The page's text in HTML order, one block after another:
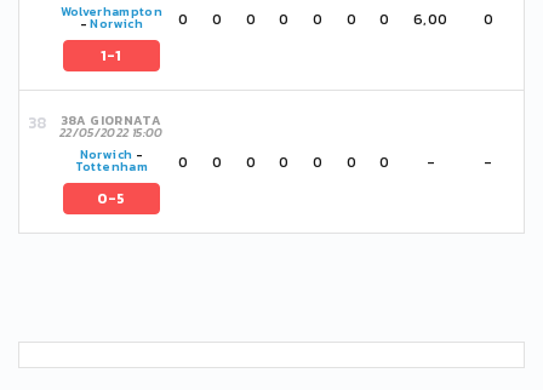
Wolverhampton
-Norwich
1-1
0 0 0 0 0 0 0 6,00 0
38A GIORNATA
22/05/2022 15:00
Norwich -
Tottenham
0-5
0 0 0 0 0 0 0 - -